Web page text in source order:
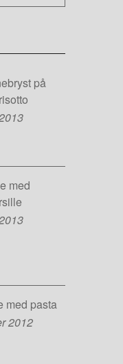
på
med
med pasta
2012